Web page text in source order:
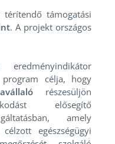
támogatási
. A projekt országos
célja, hogy
részesüljön
elősegítő
amely
egészségügyi